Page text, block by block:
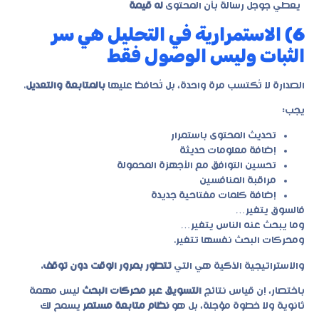
يعطي جوجل رسالة بأن المحتوى له قيمة
6) الاستمرارية في التحليل هي سر
الثبات وليس الوصول فقط
الصدارة لا تُكتسب مرة واحدة، بل تُحافظ عليها بالمتابعة والتعديل.
يجب:
تحديث المحتوى باستمرار
إضافة معلومات حديثة
تحسين التوافق مع الأجهزة المحمولة
مراقبة المنافسين
إضافة كلمات مفتاحية جديدة
فالسوق يتغير…
وما يبحث عنه الناس يتغير…
ومحركات البحث نفسها تتغير.
والاستراتيجية الذكية هي التي تتطور بمرور الوقت دون توقف.
باختصار، إن قياس نتائج التسويق عبر محركات البحث ليس مهمة
ثانوية ولا خطوة مؤجلة، بل هو نظام متابعة مستمر يسمح لك